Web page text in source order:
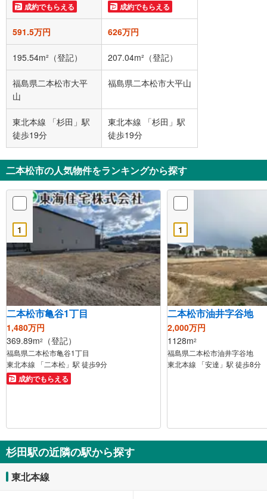
成約でもらえる 成約でもらえる
591.5万円 626万円
195.54m²（登記） 207.04m²（登記）
福島県二本松市大平
山
福島県二本松市大平山
東北本線 「杉田」駅
徒歩19分
東北本線 「杉田」駅
徒歩19分
二本松市の人気物件をランキングから探す
1
二本松市亀谷1丁目
1,480万円
369.89m2 （登記）
福島県二本松市亀谷1丁目
東北本線 「二本松」駅 徒歩9分
成約でもらえる
1
二本松市油井字谷地
2,000万円
1128m2
福島県二本松市油井字谷地
東北本線 「安達」駅 徒歩8分
杉田駅の近隣の駅から探す
東北本線